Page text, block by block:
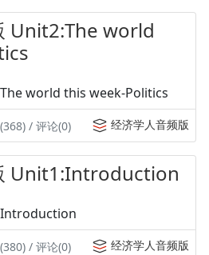
Unit2:The world
world this week-Politics
/ 评论(0) 经济学人音频版
Unit1:Introduction
/ 评论(0) 经济学人音频版